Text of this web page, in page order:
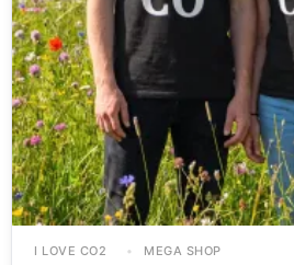
I LOVE CO2 MEGA SHOP